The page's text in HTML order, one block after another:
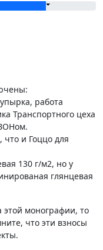
работа
Транспортного цеха
что и Гоццо для
130 г/м2, но у
глянцевая
этой монографии, то
что эти взносы